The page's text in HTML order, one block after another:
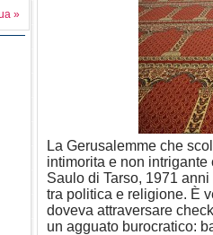
»
La Gerusalemme che
intimorita e non
Saulo di Tarso, 1971
tra politica e religione. È
doveva attraversare
un agguato burocratico: